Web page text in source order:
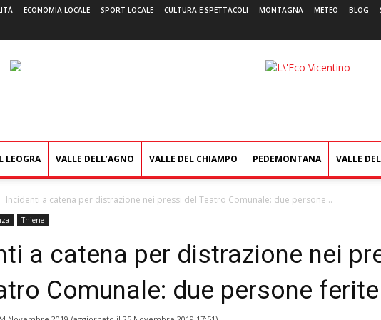
ECONOMIA LOCALE SPORT LOCALE CULTURA E SPETTACOLI MONTAGNA METEO BLOG
L'Eco
LEOGRA VALLE DELL’AGNO VALLE DEL CHIAMPO PEDEMONTANA VALLE
Incidenti a catena per distrazione nei pressi del Teatro Comunale: due persone...
Thiene
a catena per distrazione nei
Comunale: due persone ferite